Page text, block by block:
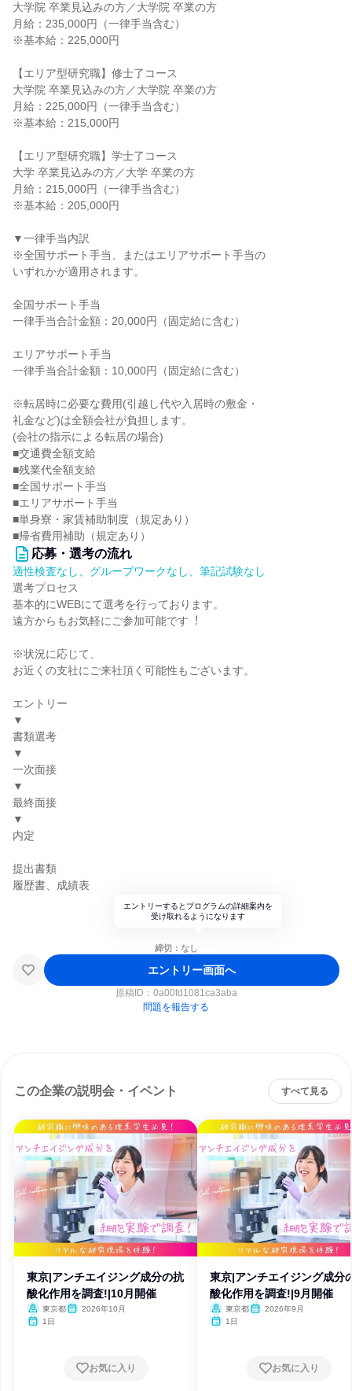
大学院 卒業見込みの方／大学院 卒業の方
月給：235,000円（一律手当含む）
※基本給：225,000円
【エリア型研究職】修士了コース
大学院 卒業見込みの方／大学院 卒業の方
月給：225,000円（一律手当含む）
※基本給：215,000円
【エリア型研究職】学士了コース
大学 卒業見込みの方／大学 卒業の方
月給：215,000円（一律手当含む）
※基本給：205,000円
▼一律手当内訳
※全国サポート手当、またはエリアサポート手当の
いずれかが適用されます。
全国サポート手当
一律手当合計金額：20,000円（固定給に含む）
エリアサポート手当
一律手当合計金額：10,000円（固定給に含む）
※転居時に必要な費用(引越し代や入居時の敷金・
礼金など)は全額会社が負担します。
(会社の指示による転居の場合)
■交通費全額支給
■残業代全額支給
■全国サポート手当
■エリアサポート手当
■単身寮・家賃補助制度（規定あり）
■帰省費用補助（規定あり）
応募・選考の流れ
適性検査なし、グループワークなし、筆記試験なし
選考プロセス
基本的にWEBにて選考を⾏っております。
遠⽅からもお気軽にご参加可能です︕
※状況に応じて、
お近くの⽀社にご来社頂く可能性もございます。
エントリー
▼
書類選考
▼
一次面接
▼
最終面接
▼
内定
提出書類
履歴書、成績表
エントリーするとプログラムの詳細案内を
受け取れるようになります
締切：なし
エントリー画面へ
原稿ID： 0a00fd1081ca3aba
問題を報告する
この企業の説明会・イベント すべて見る
東京|アンチエイジング成分の抗
酸化作用を調査!|10月開催
東京都
2026年10月
1日
お気に入り
東京|アンチエイジング成分
酸化作用を調査!|9月開催
東京都
2026年9月
1日
お気に入り